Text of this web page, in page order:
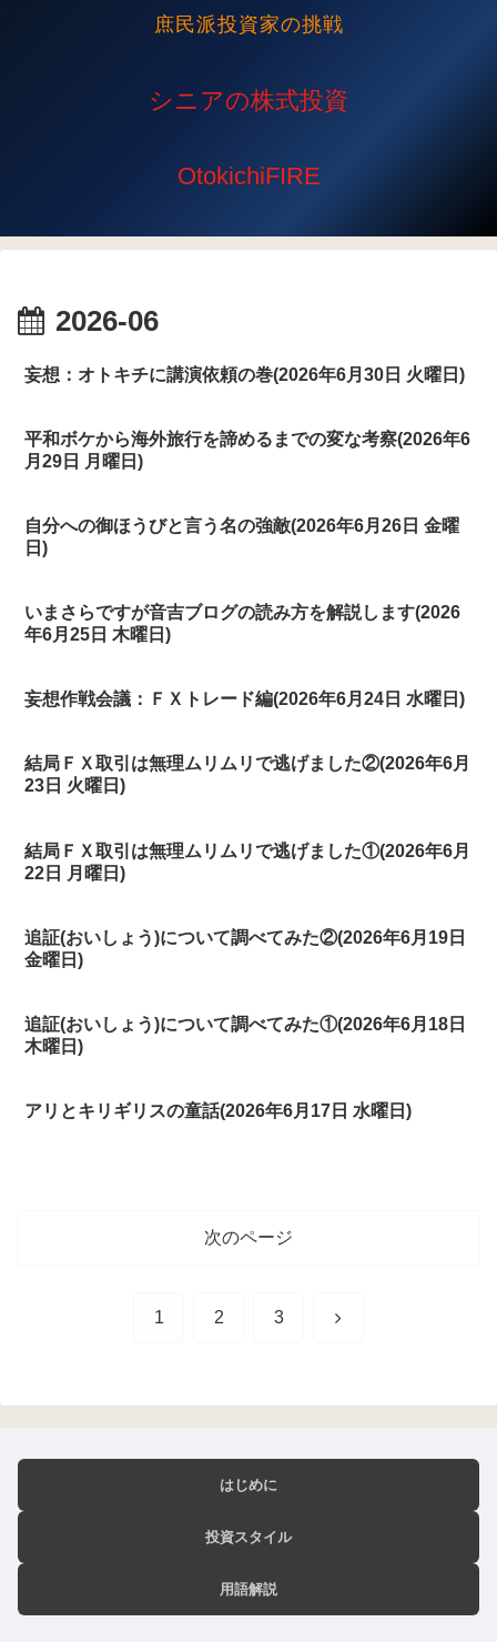
庶民派投資家の挑戦
2026-06
妄想：オトキチに講演依頼の巻(2026年6月30日 火曜日)
平和ボケから海外旅行を諦めるまでの変な考察(2026年6
月29日 月曜日)
自分への御ほうびと言う名の強敵(2026年6月26日 金曜
日)
いまさらですが音吉ブログの読み方を解説します(2026
年6月25日 木曜日)
妄想作戦会議：ＦＸトレード編(2026年6月24日 水曜日)
結局ＦＸ取引は無理ムリムリで逃げました②(2026年6月
23日 火曜日)
結局ＦＸ取引は無理ムリムリで逃げました①(2026年6月
22日 月曜日)
追証(おいしょう)について調べてみた②(2026年6月19日
金曜日)
追証(おいしょう)について調べてみた①(2026年6月18日
木曜日)
アリとキリギリスの童話(2026年6月17日 水曜日)
次のページ
1 2 3 次
はじめに
投資スタイル
用語解説